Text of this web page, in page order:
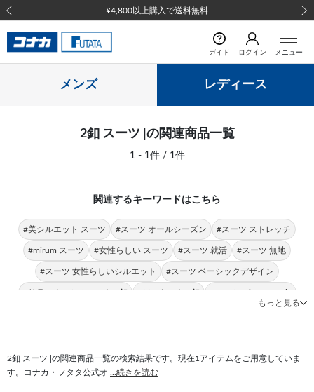
¥4,800以上購入で送料無料
前の画像
ガイド ログイン メニュー
メンズ レディース
2釦 スーツ |の関連商品一覧
1 - 1件 / 1件
関連するキーワードはこちら
#美シルエット スーツ #スーツ オールシーズン #スーツ ストレッチ
#mirum スーツ #女性らしい スーツ #スーツ 就活 #スーツ 無地
#スーツ 女性らしいシルエット #スーツ ベーシックデザイン
#リラックスシルエット 2釦 #ジャケット 2釦 #スーツ mirum purple
もっと見る
2釦 スーツ |の関連商品一覧の検索結果です。現在1アイテムをご用意していま
す。コナカ・フタタ公式オ
...続きを読む